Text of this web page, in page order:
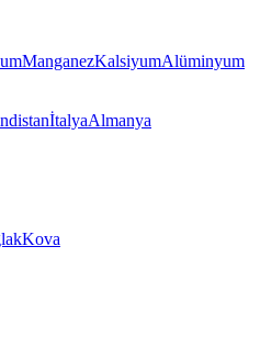
ManganezKalsiyumAlüminyum
İtalyaAlmanya
Kova